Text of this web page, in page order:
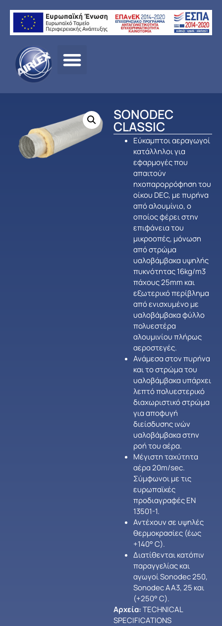
σελίδα/ΠΡΟΪΟΝΤΑ
SONODEC
CLASSIC
Εύκαμπτοι αεραγωγοί
κατάλληλοι για
εφαρμογές που
απαιτούν
ηχοπαρορρόφηση του
οίκου DEC, με πυρήνα
από αλουμίνιο, ο
οποίος φέρει στην
επιφάνεια του
μικροοπές, μόνωση
από στρώμα
υαλοβάμβακα υψηλής
πυκνότητας 16kg/m3
πάχους 25mm και
εξωτερικό περίβλημα
από ενισχυμένο με
υαλοβάμβακα φύλλο
πολυεστέρα
αλουμινίου πλήρως
αεροστεγές.
Ανάμεσα στον πυρήνα
και το στρώμα του
υαλοβάμβακα υπάρχει
λεπτό πολυεστερικό
διαχωριστικό στρώμα
για αποφυγή
διείσδυσης ινών
υαλοβάμβακα στην
ροή του αέρα.
Μέγιστη ταχύτητα
αέρα 20m/sec.
Σύμφωνοι με τις
ευρωπαϊκές
προδιαγραφές EN
13501-1.
Αντέχουν σε υψηλές
θερμοκρασίες (έως
+140° C).
Διατίθενται κατόπιν
παραγγελίας και
αγωγοί Sonodec 250,
Sonodec AA3, 25 και
(+250° C).
Αρχεία:TECHNICAL
SPECIFICATIONS